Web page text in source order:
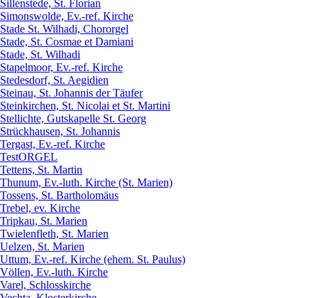
Sillenstede, St. Florian
Simonswolde, Ev.-ref. Kirche
Stade St. Wilhadi, Chororgel
Stade, St. Cosmae et Damiani
Stade, St. Wilhadi
Stapelmoor, Ev.-ref. Kirche
Stedesdorf, St. Aegidien
Steinau, St. Johannis der Täufer
Steinkirchen, St. Nicolai et St. Martini
Stellichte, Gutskapelle St. Georg
Strückhausen, St. Johannis
Tergast, Ev.-ref. Kirche
TestORGEL
Tettens, St. Martin
Thunum, Ev.-luth. Kirche (St. Marien)
Tossens, St. Bartholomäus
Trebel, ev. Kirche
Tripkau, St. Marien
Twielenfleth, St. Marien
Uelzen, St. Marien
Uttum, Ev.-ref. Kirche (ehem. St. Paulus)
Völlen, Ev.-luth. Kirche
Varel, Schlosskirche